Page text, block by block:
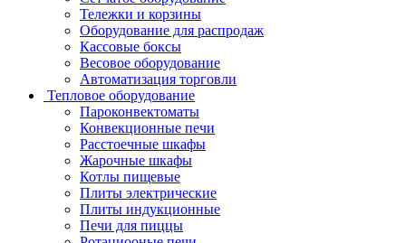
Тележки и корзины
Оборудование для распродаж
Кассовые боксы
Весовое оборудование
Автоматизация торговли
Тепловое оборудование
Пароконвектоматы
Конвекционные печи
Расстоечные шкафы
Жарочные шкафы
Котлы пищевые
Плиты электрические
Плиты индукционные
Печи для пиццы